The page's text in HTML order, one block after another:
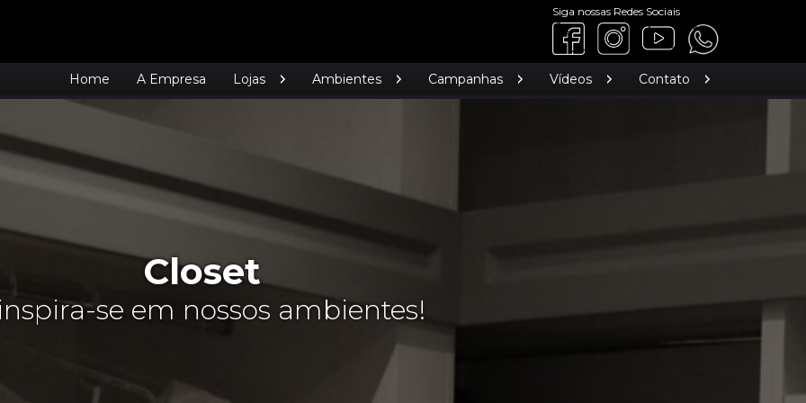
Siga nossas Redes Sociais
Home A Empresa Lojas Ambientes Campanhas Vídeos Contato
Closet
se em nossos ambientes!